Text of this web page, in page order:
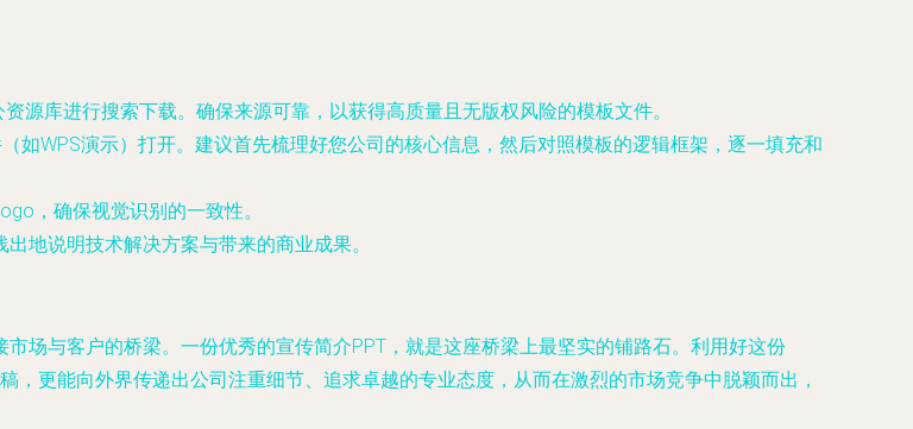
源库进行搜索下载。确保来源可靠，以获得高质量且无版权风险的模板文件。
如WPS演示）打开。建议首先梳理好您公司的核心信息，然后对照模板的逻辑框架，逐一填充和
，确保视觉识别的一致性。
地说明技术解决方案与带来的商业成果。
场与客户的桥梁。一份优秀的宣传简介PPT，就是这座桥梁上最坚实的铺路石。利用好这份
，更能向外界传递出公司注重细节、追求卓越的专业态度，从而在激烈的市场竞争中脱颖而出，